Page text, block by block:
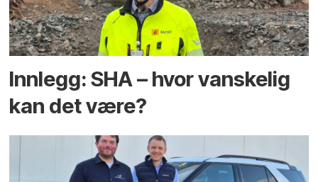
Innlegg: SHA – hvor vanskelig
kan det være?